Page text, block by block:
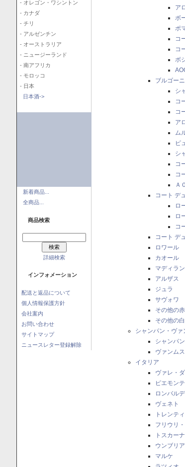
- オレゴン・ワシントン
- カナダ
- チリ
- アルゼンチン
- オーストラリア
- ニュージーランド
- 南アフリカ
- モロッコ
- 日本
日本酒->
新着商品...
全商品...
商品検索
詳細検索
インフォメーション
配送と返品について
個人情報保護方針
会社案内
お問い合わせ
サイトマップ
ニュースレター登録解除
ア
ボ
ポ
コ
コ
ボ
ブルゴー
シ
コ
コ
ア
ム
ピ
シ
コ
コ
Ａ
コート デ
ロ
ロ
コ
コート デ
ロワール
カオール
マディラン
アルザス
ジュラ
サヴォワ
その他の赤
その他の白
シャンパン・ヴァ
シャンパン
ヴァンム
イタリア
ヴァレ・
ピエモンテ
ロンバル
ヴェネト
トレンテ
フリウリ
トスカーナ
ウンブリア
マルケ